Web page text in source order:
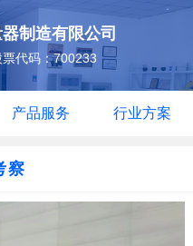
制造有限公司
代码：700233
产品服务 行业方案
察